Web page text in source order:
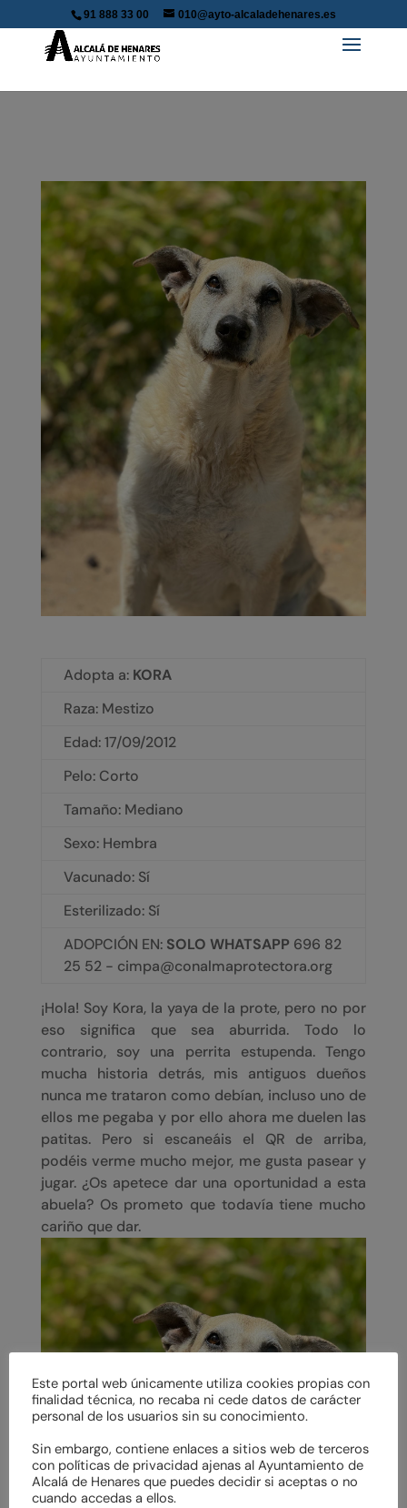
91 888 33 00 010@ayto-alcaladehenares.es
Adopta a: KORA
Raza: Mestizo
Edad: 17/09/2012
Pelo: Corto
Tamaño: Mediano
Sexo: Hembra
Vacunado: Sí
Esterilizado: Sí
ADOPCIÓN EN: SOLO WHATSAPP 696 82
25 52 - cimpa@conalmaprotectora.org
¡Hola! Soy Kora, la yaya de la prote, pero no por
eso significa que sea aburrida. Todo lo
contrario, soy una perrita estupenda. Tengo
mucha historia detrás, mis antiguos dueños
nunca me trataron como debían, incluso uno de
ellos me pegaba y por ello ahora me duelen las
patitas. Pero si escaneáis el QR de arriba,
podéis verme mucho mejor, me gusta pasear y
jugar. ¿Os apetece dar una oportunidad a esta
abuela? Os prometo que todavía tiene mucho
cariño que dar.
Este portal web únicamente utiliza cookies propias con
finalidad técnica, no recaba ni cede datos de carácter
personal de los usuarios sin su conocimiento.
Sin embargo, contiene enlaces a sitios web de terceros
con políticas de privacidad ajenas al Ayuntamiento de
Alcalá de Henares que puedes decidir si aceptas o no
cuando accedas a ellos.